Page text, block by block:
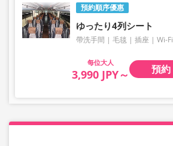
預約順序優惠
ゆったり4列シート
帶洗手間 毛毯 插座 Wi-Fi
大人
3,990 JPY～ 預約